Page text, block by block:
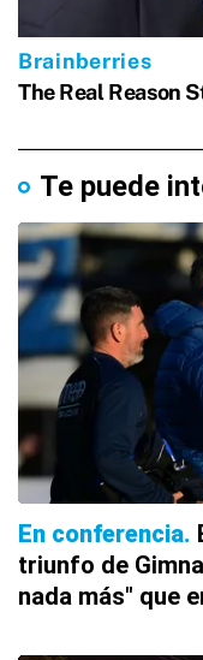
Te puede
En conferencia
triunfo de
nada más" que